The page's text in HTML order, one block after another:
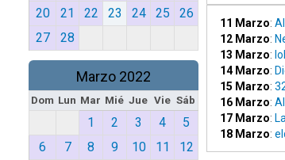
20
21 22 23 24 25
26
27
28
Marzo 2022
Dom Lun Mar Mié Jue Vie Sáb
1 2 3 4
5
6
7 8 9 10 11
12
11 Marzo:
12 Marzo:
13 Marzo:
14 Marzo:
15 Marzo:
16 Marzo:
17 Marzo:
18 Marzo: